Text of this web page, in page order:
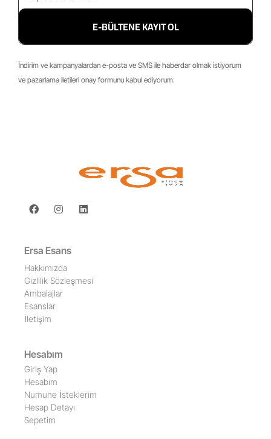
E-BÜLTENE KAYIT OL
İndirim ve kampanyalardan e-posta ve SMS ile haberdar olmak istiyorum
ve pazarlama iletileri onay formunu kabul ediyorum.
Ersa Esans
Hakkımızda
Gizlilik Sözleşmesi
Ambalajlar
Esanslar
İletişim
Hesabım
Giriş Yap
Hesabım
Numune İsteklerim
Hesap Detayı
Sepetim